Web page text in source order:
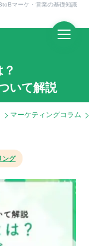
マーケ・営業の基礎知識
いて解説
マーケティングコラム
ング